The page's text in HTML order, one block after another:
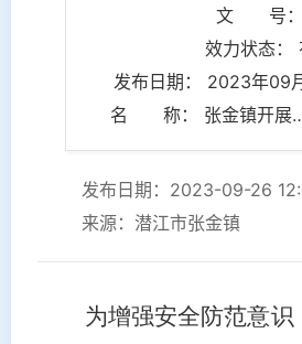
文 号：
效力状态：
发布日期： 2023年09
名 称： 张金镇开展防
发布日期：2023-09-26
来源：潜江市张金镇
为增强安全防范意识